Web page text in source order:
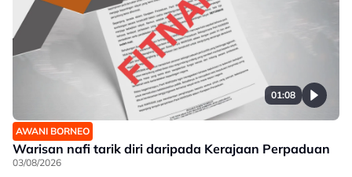
01:08
AWANI BORNEO
Warisan nafi tarik diri daripada Kerajaan Perpaduan
03/08/2026